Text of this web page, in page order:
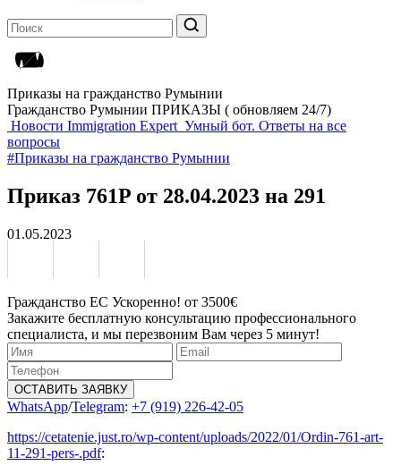
Приказы на гражданство Румынии
Гражданство Румынии ПРИКАЗЫ ( обновляем 24/7)
Новости Immigration Expert Умный бот. Ответы на все
вопросы
#Приказы на гражданство Румынии
Приказ 761P от 28.04.2023 на 291
01.05.2023
Гражданство ЕС Ускоренно! от 3500€
Закажите бесплатную консультацию профессионального
специалиста, и мы перезвоним Вам через 5 минут!
ОСТАВИТЬ ЗАЯВКУ
WhatsApp/Telegram: +7 (919) 226-42-05
https://cetatenie.just.ro/wp-content/uploads/2022/01/Ordin-761-art-
11-291-pers-.pdf: